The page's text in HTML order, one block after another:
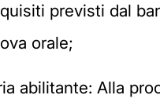
previsti dal
orale;
abilitante: Alla